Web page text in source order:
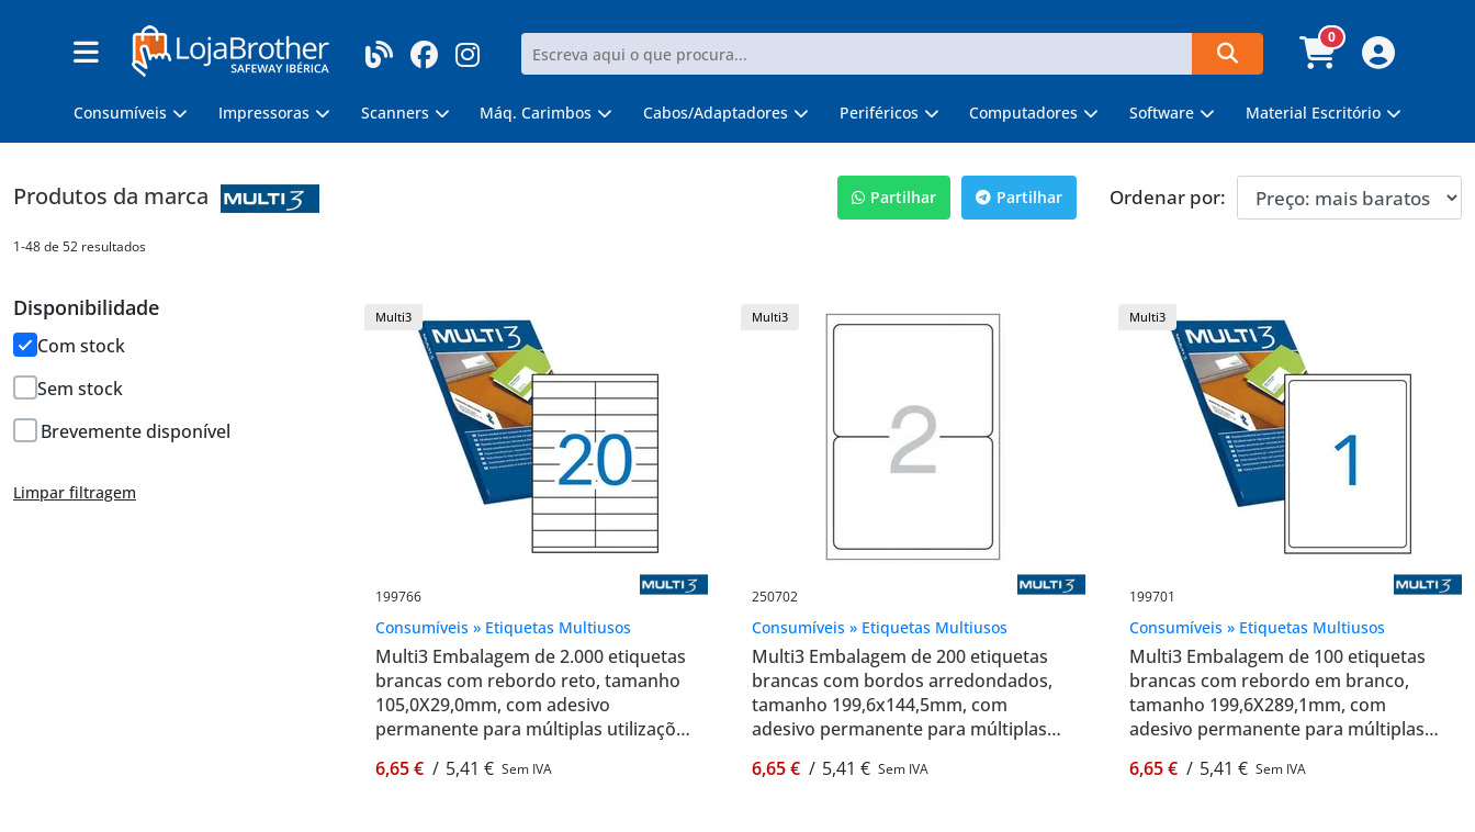
0
Consumíveis Impressoras Scanners Máq. Carimbos Cabos/Adaptadores Periféricos Computadores Software Material Escritório
Produtos da marca
1-48 de 52 resultados
Partilhar Partilhar Ordenar por:
Disponibilidade
Com stock
Sem stock
Brevemente disponível
Limpar filtragem
Multi3
199766
Consumíveis » Etiquetas Multiusos
Multi3 Embalagem de 2.000 etiquetas
brancas com rebordo reto, tamanho
105,0X29,0mm, com adesivo
permanente para múltiplas utilizações
6,65 € / 5,41 € Sem IVA
Multi3
250702
Consumíveis » Etiquetas Multiusos
Multi3 Embalagem de 200 etiquetas
brancas com bordos arredondados,
tamanho 199,6x144,5mm, com
adesivo permanente para múltiplas
6,65 € / 5,41 € Sem IVA
Multi3
199701
Consumíveis » Etiquetas Multiusos
Multi3 Embalagem de 100 etiquetas
brancas com rebordo em branco,
tamanho 199,6X289,1mm, com
adesivo permanente para múltiplas
6,65 € / 5,41 € Sem IVA